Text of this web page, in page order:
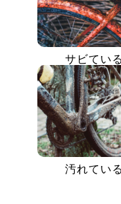
サビている
汚れている